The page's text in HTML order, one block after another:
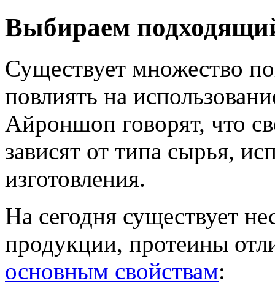
Выбираем
Существует множество
повлиять на
Айроншоп говорят, что
зависят от типа сырья,
изготовления.
На сегодня существует
продукции, протеины
основным свойствам: